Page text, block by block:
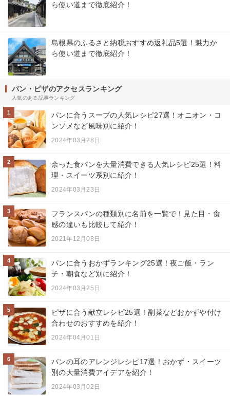
ら使い道まで徹底紹介！
島根県のふるさと納税おすすめ返礼品5選！魅力か
ら使い道まで徹底紹介！
パン・ピザのアクセスランキング
人気のある記事ランキング
1
パンに合うスープの人気レシピ27選！オニオン・コ
ンソメなど風味別に紹介！
2024年03月28日
2
余った食パンを大量消費できる人気レシピ25選！料
理・スイーツ系別に紹介！
2024年03月23日
3
フランスパンの種類別に名前を一覧で！見た目・食
感の違いも比較して紹介！
2021年12月08日
4
パンに合うおかずランキング25選！夜ご飯・ラン
チ・朝食など別に紹介！
2024年03月25日
5
ピザに合う献立レシピ25選！副菜などおかずや付け
合わせのおすすめを紹介！
2024年04月01日
6
パンの耳のアレンジレシピ17選！おかず・スイーツ
別の大量消費アイデアを紹介！
2024年03月02日